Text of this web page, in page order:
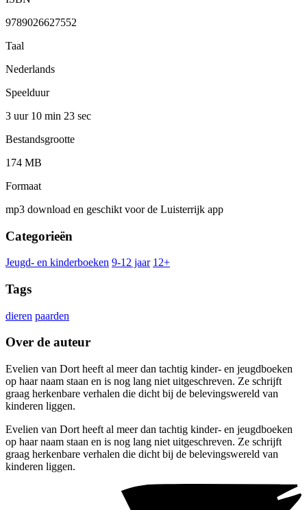
9789026627552
Taal
Nederlands
Speelduur
3 uur 10 min 23 sec
Bestandsgrootte
174 MB
Formaat
mp3 download en geschikt voor de Luisterrijk app
Categorieën
Jeugd- en kinderboeken 9-12 jaar 12+
Tags
dieren paarden
Over de auteur
Evelien van Dort heeft al meer dan tachtig kinder- en jeugdboeken
op haar naam staan en is nog lang niet uitgeschreven. Ze schrijft
graag herkenbare verhalen die dicht bij de belevingswereld van
kinderen liggen.
Evelien van Dort heeft al meer dan tachtig kinder- en jeugdboeken
op haar naam staan en is nog lang niet uitgeschreven. Ze schrijft
graag herkenbare verhalen die dicht bij de belevingswereld van
kinderen liggen.